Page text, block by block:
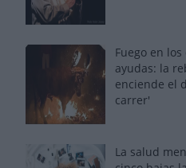
Fuego en
ayudas: la
enciende el
carrer'
La salud